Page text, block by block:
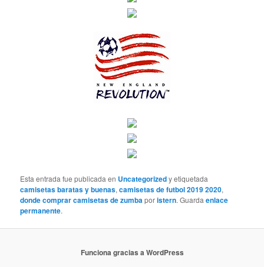
Esta entrada fue publicada en Uncategorizedy etiquetada
camisetas baratas y buenas,camisetas de futbol 2019 2020,
donde comprar camisetas de zumbaporistern. Guardaenlace
permanente.
Funciona gracias a WordPress